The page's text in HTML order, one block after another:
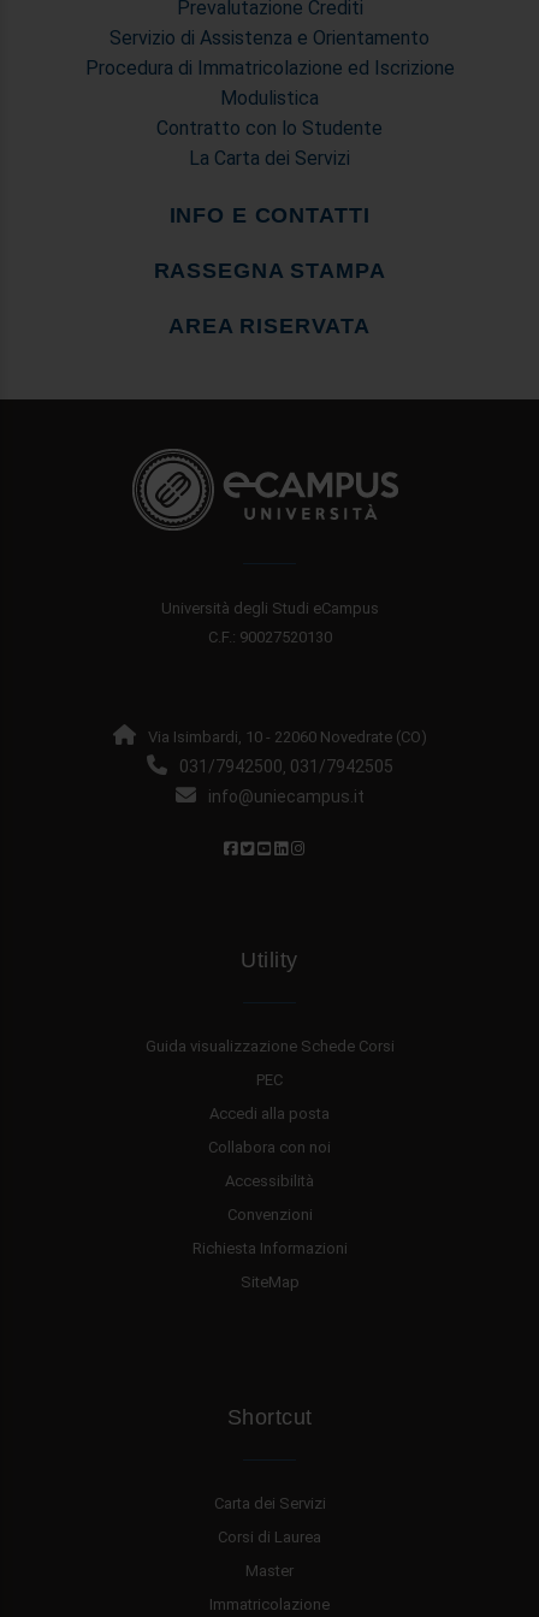
Prevalutazione Crediti
Servizio di Assistenza e Orientamento
Procedura di Immatricolazione ed Iscrizione
Modulistica
Contratto con lo Studente
La Carta dei Servizi
INFO E CONTATTI
RASSEGNA STAMPA
AREA RISERVATA
Università degli Studi eCampus
C.F.: 90027520130
Via Isimbardi, 10 - 22060 Novedrate (CO)
031/7942500, 031/7942505
info@uniecampus.it
Utility
Guida visualizzazione Schede Corsi
PEC
Accedi alla posta
Collabora con noi
Accessibilità
Convenzioni
Richiesta Informazioni
SiteMap
Shortcut
Carta dei Servizi
Corsi di Laurea
Master
Immatricolazione